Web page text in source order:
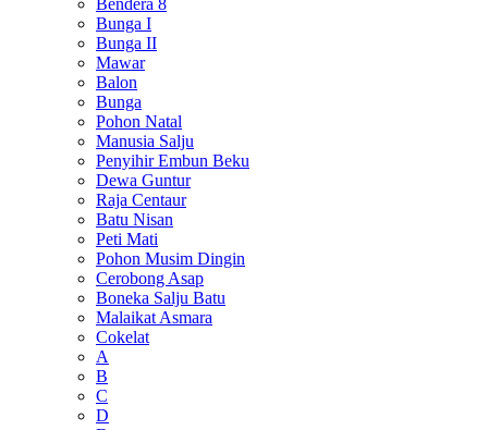
Bendera 8
Bunga I
Bunga II
Mawar
Balon
Bunga
Pohon Natal
Manusia Salju
Penyihir Embun Beku
Dewa Guntur
Raja Centaur
Batu Nisan
Peti Mati
Pohon Musim Dingin
Cerobong Asap
Boneka Salju Batu
Malaikat Asmara
Cokelat
A
B
C
D